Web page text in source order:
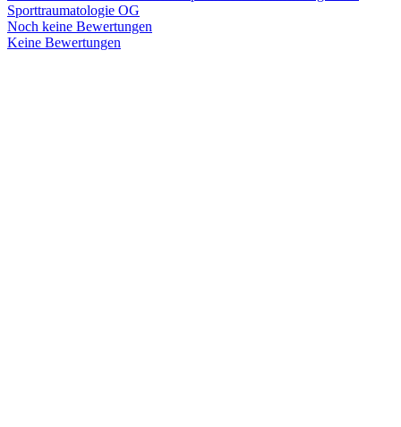
Sporttraumatologie OG
Noch keine Bewertungen
Keine Bewertungen